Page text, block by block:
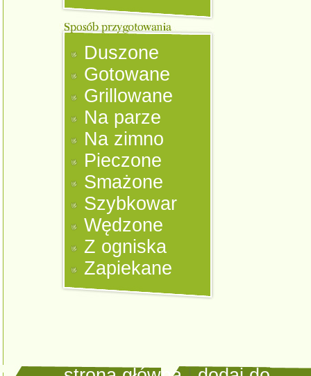
Duszone
Gotowane
Grillowane
Na parze
Na zimno
Pieczone
Smażone
Szybkowar
Wędzone
Z ogniska
Zapiekane